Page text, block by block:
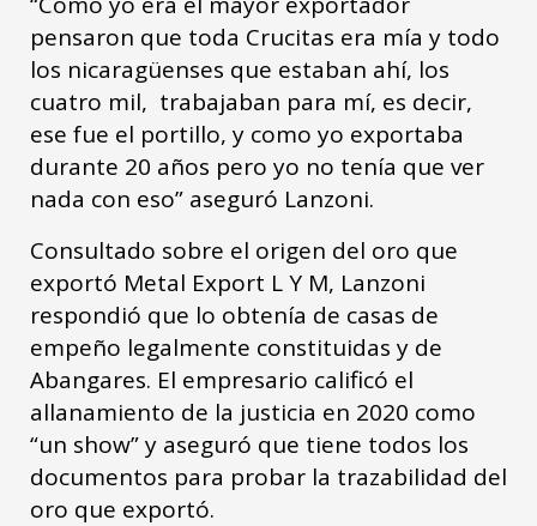
pensaron que toda Crucitas era mía y todo
los nicaragüenses que estaban ahí, los
cuatro mil, trabajaban para mí, es decir,
ese fue el portillo, y como yo exportaba
durante 20 años pero yo no tenía que ver
nada con eso” aseguró Lanzoni.
Consultado sobre el origen del oro que
exportó Metal Export L Y M, Lanzoni
respondió que lo obtenía de casas de
empeño legalmente constituidas y de
Abangares. El empresario calificó el
allanamiento de la justicia en 2020 como
“un show” y aseguró que tiene todos los
documentos para probar la trazabilidad del
oro que exportó.